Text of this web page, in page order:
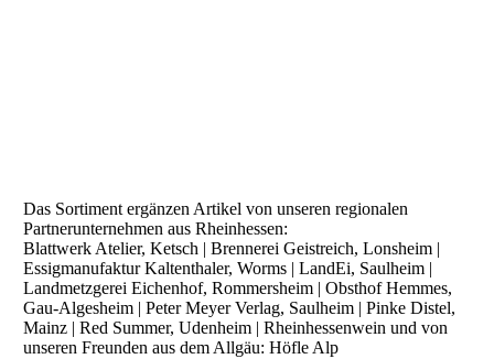
Das Sortiment ergänzen Artikel von unseren regionalen
Partnerunternehmen aus Rheinhessen:
Blattwerk Atelier, Ketsch | Brennerei Geistreich, Lonsheim |
Essigmanufaktur Kaltenthaler, Worms | LandEi, Saulheim |
Landmetzgerei Eichenhof, Rommersheim | Obsthof Hemmes,
Gau-Algesheim | Peter Meyer Verlag, Saulheim | Pinke Distel,
Mainz | Red Summer, Udenheim | Rheinhessenwein und von
unseren Freunden aus dem Allgäu: Höfle Alp